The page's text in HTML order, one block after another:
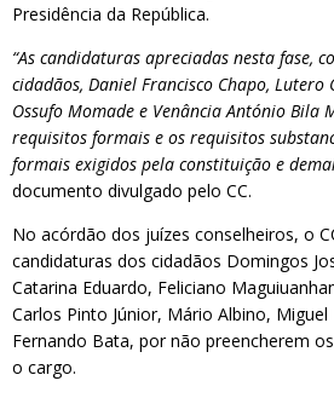
Presidência da República.
“As candidaturas apreciadas nesta fase,
cidadãos, Daniel Francisco Chapo,
Ossufo Momade e Venância António Bila
requisitos formais e os requisitos
formais exigidos pela constituição e
documento divulgado pelo CC.
No acórdão dos juízes conselheiros, o
candidaturas dos cidadãos Domingos
Catarina Eduardo, Feliciano
Carlos Pinto Júnior, Mário Albino,
Fernando Bata, por não preencherem
o cargo.